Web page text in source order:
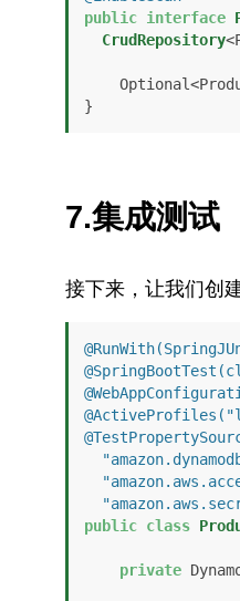
public interface
CrudRepository
7.集成测试
接下来，让我们创
public class
private